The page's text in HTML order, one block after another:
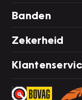
Banden
Zekerheid